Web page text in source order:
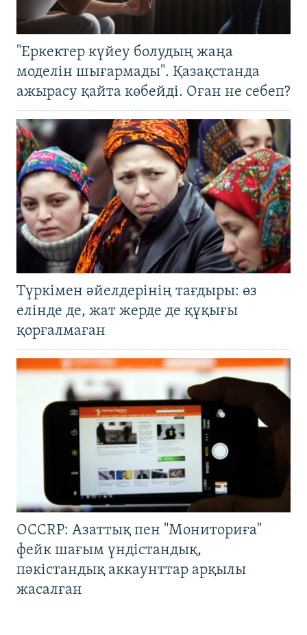
"Еркектер күйеу болудың жаңа
моделін шығармады". Қазақстанда
ажырасу қайта көбейді. Оған не себеп?
Түркімен әйелдерінің тағдыры: өз
елінде де, жат жерде де құқығы
қорғалмаған
OCCRP: Азаттық пен "Мониториға"
фейк шағым үндістандық,
пәкістандық аккаунттар арқылы
жасалған